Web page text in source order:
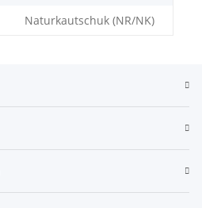
Naturkautschuk (NR/NK)